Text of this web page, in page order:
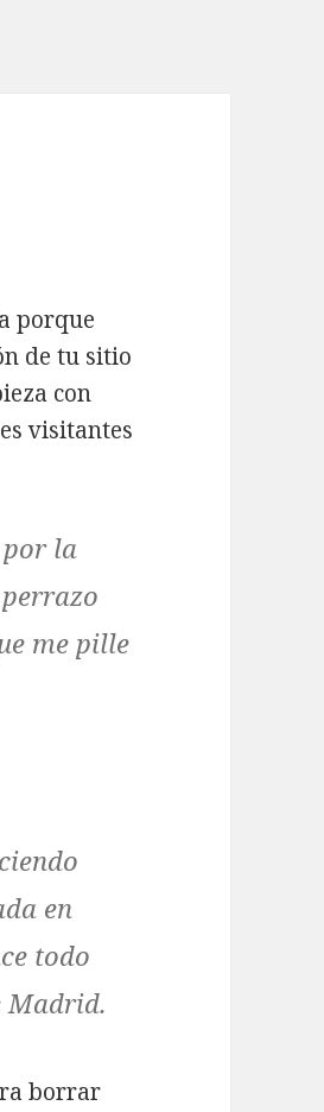
porque
de tu sitio
con
visitantes
por la
me pille
en
todo
Madrid.
borrar